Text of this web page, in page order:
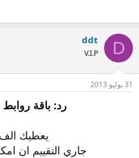
D
ddt
V.I.P
31 يوليو 2013
رد: باقة
يعطيك
جاري التقييم ان